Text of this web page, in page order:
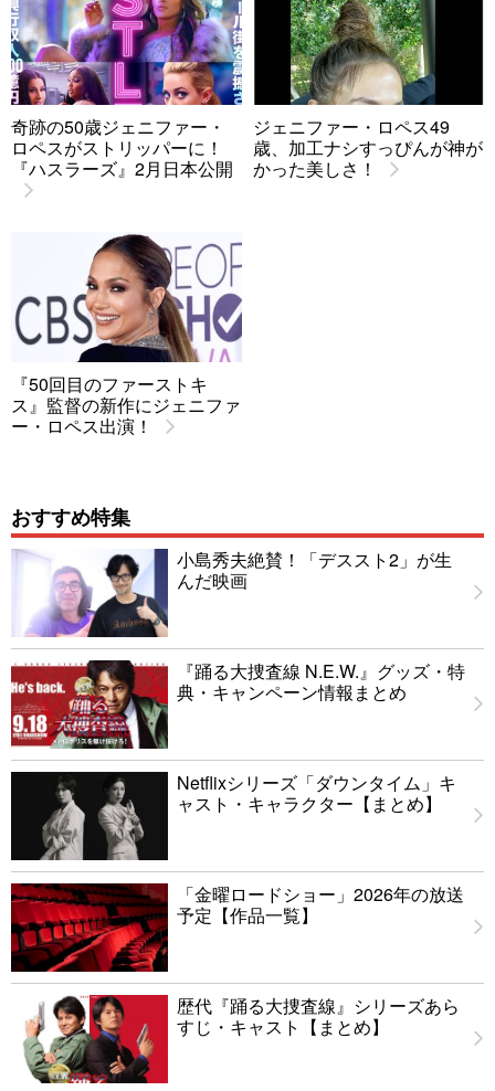
奇跡の50歳ジェニファー・
ロペスがストリッパーに！
『ハスラーズ』2月日本公開
ジェニファー・ロペス49
歳、加工ナシすっぴんが神が
かった美しさ！
『50回目のファーストキ
ス』監督の新作にジェニファ
ー・ロペス出演！
おすすめ特集
小島秀夫絶賛！「デススト2」が生
んだ映画
『踊る大捜査線 N.E.W.』グッズ・特
典・キャンペーン情報まとめ
Netflixシリーズ「ダウンタイム」キ
ャスト・キャラクター【まとめ】
「金曜ロードショー」2026年の放送
予定【作品一覧】
歴代『踊る大捜査線』シリーズあら
すじ・キャスト【まとめ】